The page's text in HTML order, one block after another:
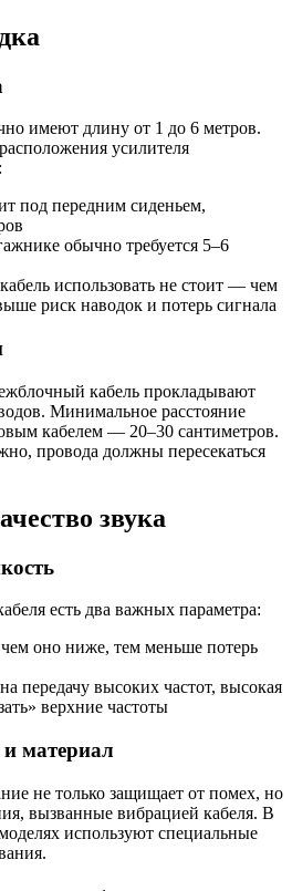
имеют длину от 1 до 6 метров.
усилителя
под передним сиденьем,
обычно требуется 5–6
использовать не стоит — чем
риск наводок и потерь сигнала
кабель прокладывают
Минимальное расстояние
кабелем — 20–30 сантиметров.
провода должны пересекаться
звука
есть два важных параметра:
оно ниже, тем меньше потерь
передачу высоких частот, высокая
верхние частоты
материал
не только защищает от помех, но
вызванные вибрацией кабеля. В
используют специальные